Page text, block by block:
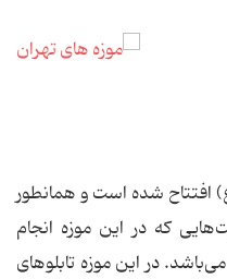
افتتاح شده است و همانطور
كه در این موزه انجام
در این موزه تابلوهای